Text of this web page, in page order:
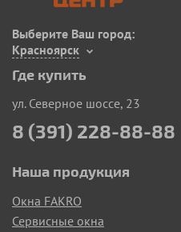
Выберите Ваш город:
Красноярск
Где купить
ул. Северное шоссе, 23
8 (391) 228-88-88
Наша продукция
Окна FAKRO
Сервисные окна